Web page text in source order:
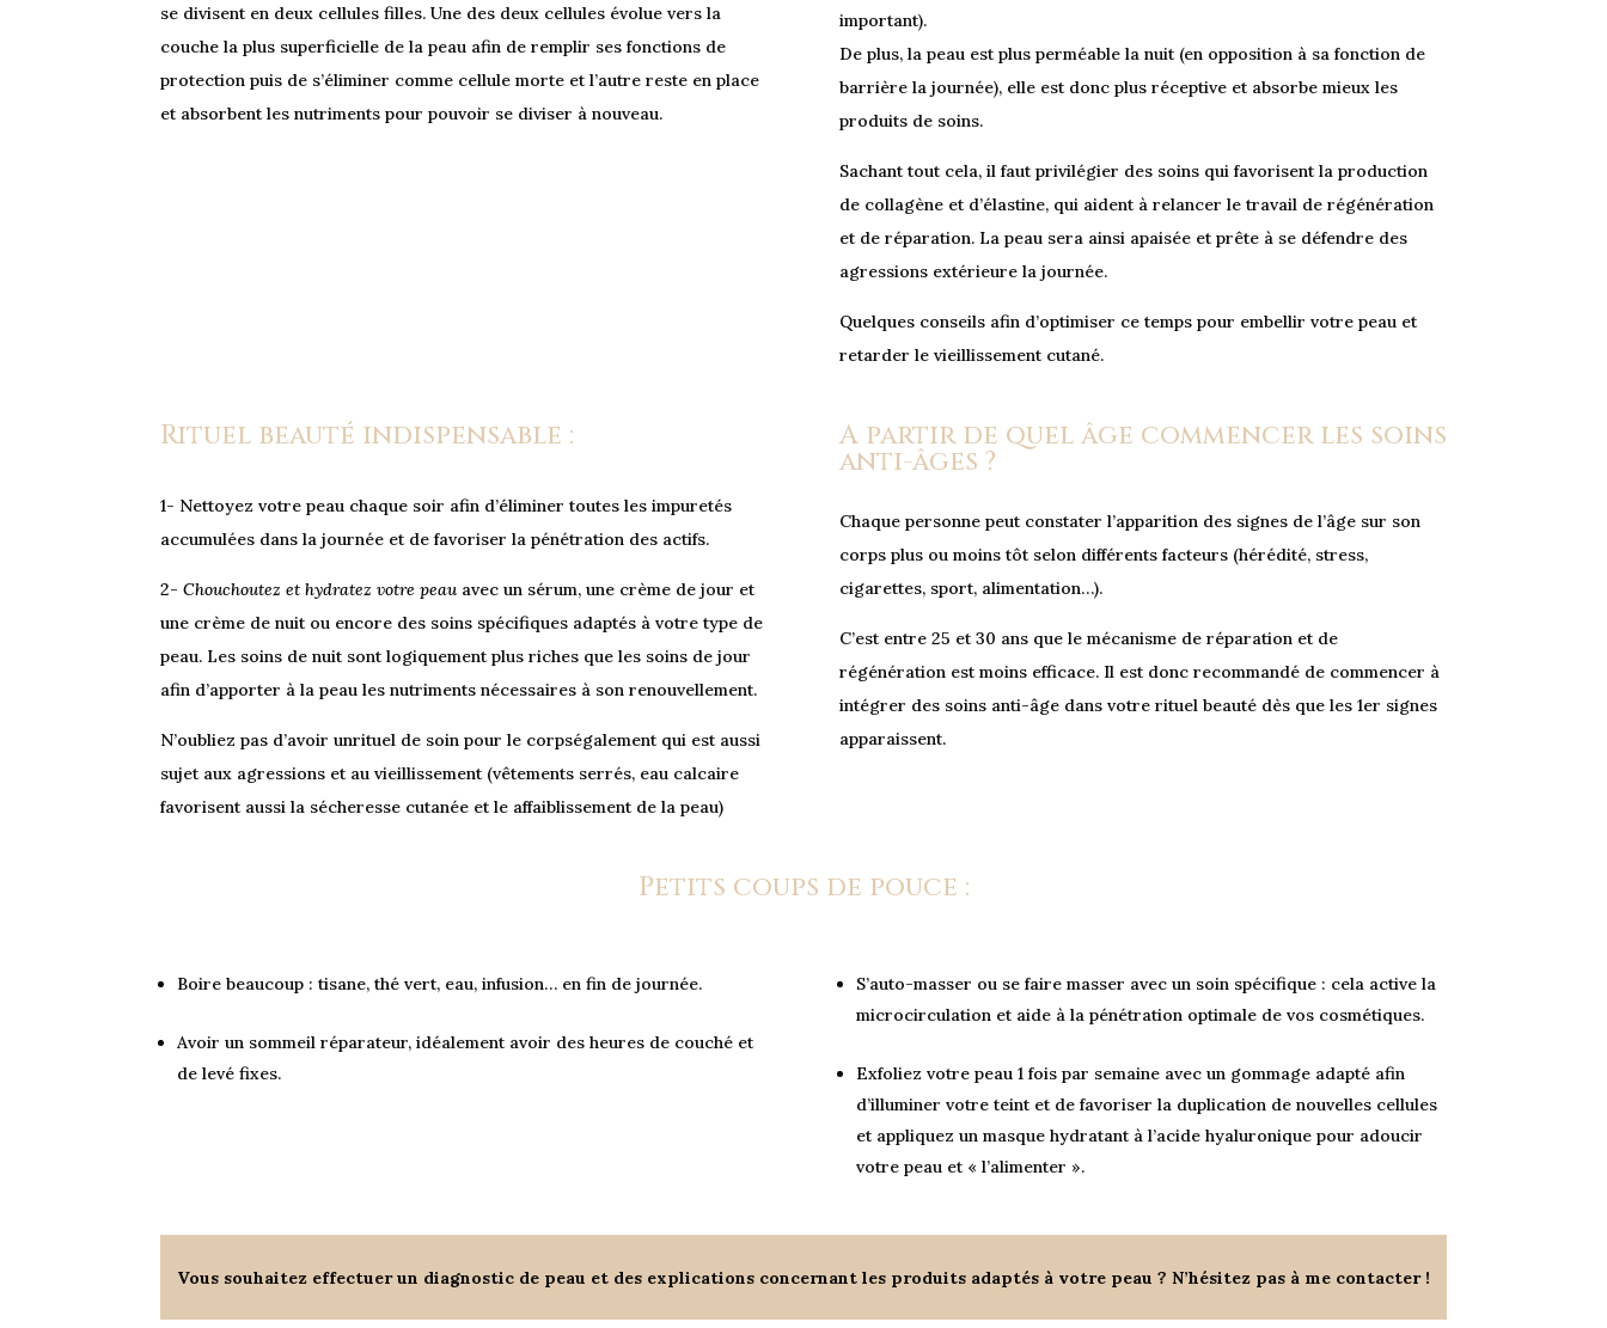
se divisent en deux cellules filles. Une des deux cellules évolue vers la
couche la plus superficielle de la peau afin de remplir ses fonctions de
protection puis de s’éliminer comme cellule morte et l’autre reste en place
et absorbent les nutriments pour pouvoir se diviser à nouveau.
important).
De plus, la peau est plus perméable la nuit (en opposition à sa fonction de
barrière la journée), elle est donc plus réceptive et absorbe mieux les
produits de soins.
Sachant tout cela, il faut privilégier des soins qui favorisent la production
de collagène et d’élastine, qui aident à relancer le travail de régénération
et de réparation. La peau sera ainsi apaisée et prête à se défendre des
agressions extérieure la journée.
Quelques conseils afin d’optimiser ce temps pour embellir votre peau et
retarder le vieillissement cutané.
Rituel beauté indispensable :
1- Nettoyez votre peau chaque soir afin d’éliminer toutes les impuretés
accumulées dans la journée et de favoriser la pénétration des actifs.
2-Chouchoutez et hydratez votre peauavec un sérum, une crème de jour et
une crème de nuit ou encore des soins spécifiques adaptés à votre type de
peau. Les soins de nuit sont logiquement plus riches que les soins de jour
afin d’apporter à la peau les nutriments nécessaires à son renouvellement.
N’oubliez pas d’avoir unrituel de soin pour le corpségalement qui est aussi
sujet aux agressions et au vieillissement (vêtements serrés, eau calcaire
favorisent aussi la sécheresse cutanée et le affaiblissement de la peau)
A partir de quel âge commencer les soins
anti-âges ?
Chaque personne peut constater l’apparition des signes de l’âge sur son
corps plus ou moins tôt selon différents facteurs (hérédité, stress,
cigarettes, sport, alimentation…).
C’est entre 25 et 30 ans que le mécanisme de réparation et de
régénération est moins efficace. Il est donc recommandé de commencer à
intégrer des soins anti-âge dans votre rituel beauté dès que les 1er signes
apparaissent.
Petits coups de pouce :
Boire beaucoup : tisane, thé vert, eau, infusion… en fin de journée.
Avoir un sommeil réparateur, idéalement avoir des heures de couché et
de levé fixes.
S’auto-masser ou se faire masser avec un soin spécifique : cela active la
microcirculation et aide à la pénétration optimale de vos cosmétiques.
Exfoliez votre peau 1 fois par semaine avec un gommage adapté afin
d’illuminer votre teint et de favoriser la duplication de nouvelles cellules
et appliquez un masque hydratant à l’acide hyaluronique pour adoucir
votre peau et « l’alimenter ».
Vous souhaitez effectuer un diagnostic de peau et des explications concernant les produits adaptés à votre peau ? N’hésitez pas à me contacter !